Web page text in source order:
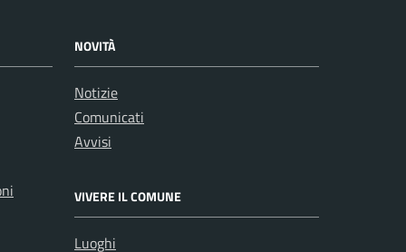
NOVITÀ
Notizie
Comunicati
Avvisi
VIVERE IL COMUNE
Luoghi